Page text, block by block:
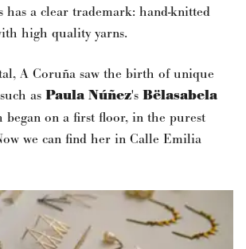
has a clear trademark: hand-knitted
high quality yarns.
A Coruña saw the birth of unique
as Paula Núñez's Bëlasabela
began on a first floor, in the purest
we can find her in Calle Emilia